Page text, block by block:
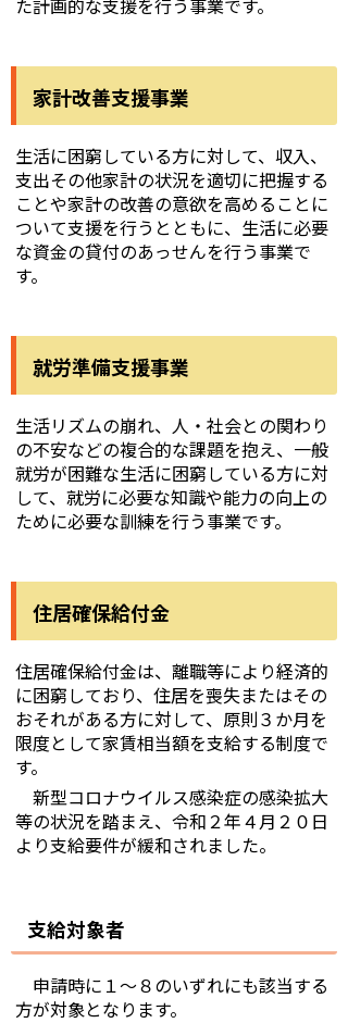
た計画的な支援を行う事業です。
家計改善支援事業
生活に困窮している方に対して、収入、
支出その他家計の状況を適切に把握する
ことや家計の改善の意欲を高めることに
ついて支援を行うとともに、生活に必要
な資金の貸付のあっせんを行う事業で
す。
就労準備支援事業
生活リズムの崩れ、人・社会との関わり
の不安などの複合的な課題を抱え、一般
就労が困難な生活に困窮している方に対
して、就労に必要な知識や能力の向上の
ために必要な訓練を行う事業です。
住居確保給付金
住居確保給付金は、離職等により経済的
に困窮しており、住居を喪失またはその
おそれがある方に対して、原則３か月を
限度として家賃相当額を支給する制度で
す。
新型コロナウイルス感染症の感染拡大
等の状況を踏まえ、令和２年４月２０日
より支給要件が緩和されました。
支給対象者
申請時に１～８のいずれにも該当する
方が対象となります。